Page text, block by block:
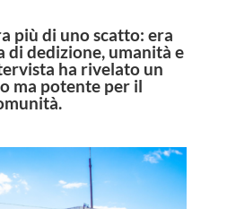
più di uno scatto: era
di dedizione, umanità e
ha rivelato un
ma potente per il